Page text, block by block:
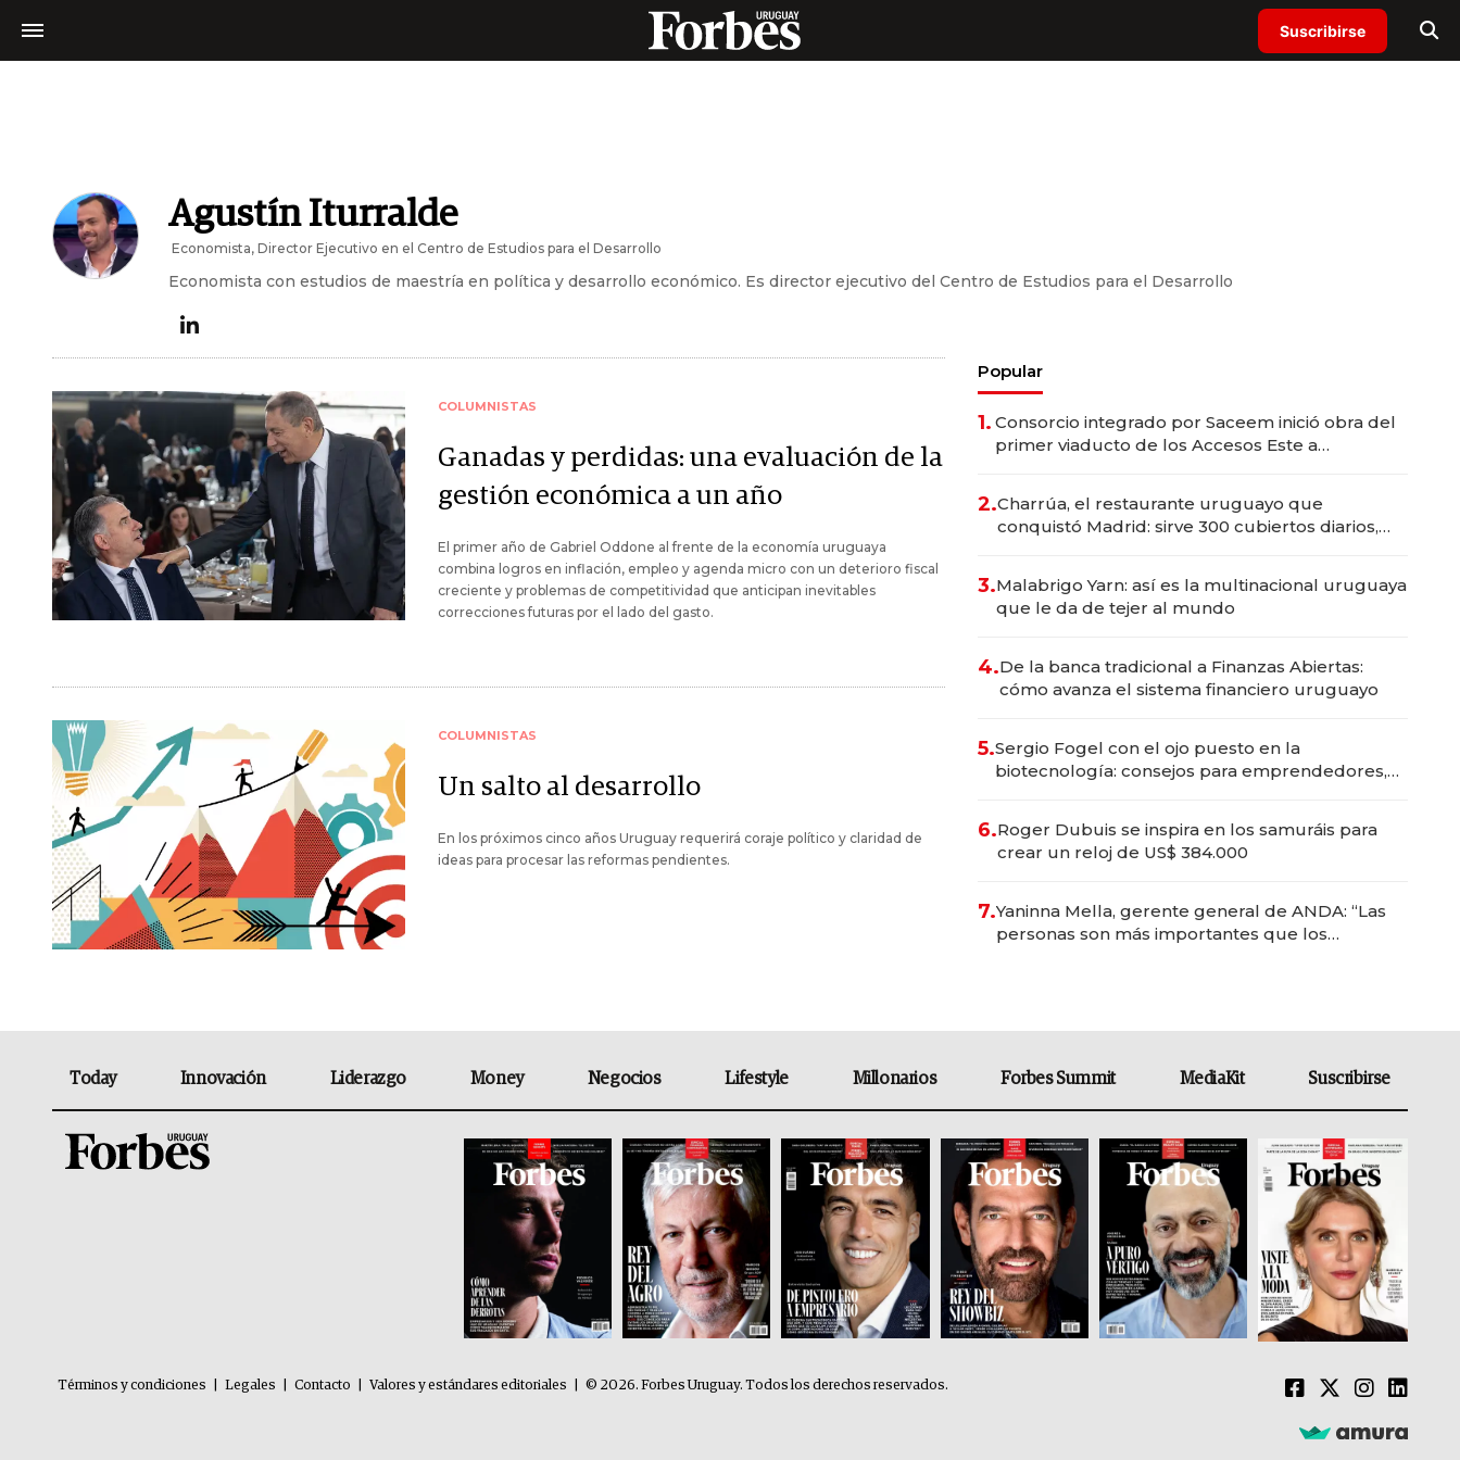
Suscribirse
Agustín Iturralde
Economista, Director Ejecutivo en el Centro de Estudios para el Desarrollo
Economista con estudios de maestría en política y desarrollo económico. Es director ejecutivo del Centro de Estudios para el Desarrollo
COLUMNISTAS
Ganadas y perdidas: una evaluación de la
gestión económica a un año
El primer año de Gabriel Oddone al frente de la economía uruguaya
combina logros en inflación, empleo y agenda micro con un deterioro fiscal
creciente y problemas de competitividad que anticipan inevitables
correcciones futuras por el lado del gasto.
COLUMNISTAS
Un salto al desarrollo
En los próximos cinco años Uruguay requerirá coraje político y claridad de
ideas para procesar las reformas pendientes.
Popular
1. Consorcio integrado por Saceem inició obra del
primer viaducto de los Accesos Este a
2.Charrúa, el restaurante uruguayo que
conquistó Madrid: sirve 300 cubiertos diarios,
3.Malabrigo Yarn: así es la multinacional uruguaya
que le da de tejer al mundo
4.De la banca tradicional a Finanzas Abiertas:
cómo avanza el sistema financiero uruguayo
5.Sergio Fogel con el ojo puesto en la
biotecnología: consejos para emprendedores,
6.Roger Dubuis se inspira en los samuráis para
crear un reloj de US$ 384.000
7.Yaninna Mella, gerente general de ANDA: “Las
personas son más importantes que los
Today Innovación Liderazgo Money Negocios Lifestyle Millonarios Forbes Summit MediaKit Suscribirse
Términos y condiciones Legales Contacto Valores y estándares editoriales © 2026. Forbes Uruguay. Todos los derechos reservados.